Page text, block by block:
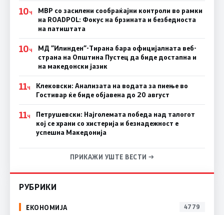
10Ч
МВР со засилени сообраќајни контроли во рамки
на ROADPOL: Фокус на брзината и безбедноста
на патиштата
10Ч
МД “Илинден“-Тирана бара официјалната веб-
страна на Општина Пустец да биде достапна и
на македонски јазик
11Ч
Клековски: Анализата на водата за пиење во
Гостивар ќе биде објавена до 20 август
11Ч
Петрушевски: Најголемата победа над талогот
кој се храни со хистерија и безнадежност е
успешна Македонија
ПРИКАЖИ УШТЕ ВЕСТИ →
РУБРИКИ
ЕКОНОМИЈА 4779